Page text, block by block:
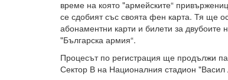
време на която "армейските“
се сдобият със своята фен карта. Тя ще
абонаментни карти и билети за
"Българска армия“.
Процесът по регистрация ще продължи
Сектор В на Националния стадион "Васил